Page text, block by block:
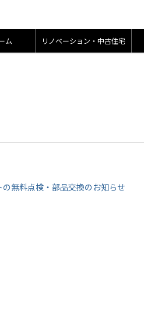
ム リノベーション・中古住宅
無料点検・部品交換のお知らせ